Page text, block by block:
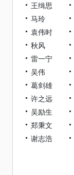
王缉思
马玲
袁伟时
秋风
雷一宁
吴伟
葛剑雄
许之远
吴励生
郑秉文
谢志浩